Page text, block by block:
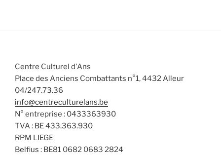
Centre Culturel d'Ans
Place des Anciens Combattants n°1, 4432 Alleur
04/247.73.36
info@centreculturelans.be
N° entreprise : 0433363930
TVA : BE 433.363.930
RPM LIEGE
Belfius : BE81 0682 0683 2824